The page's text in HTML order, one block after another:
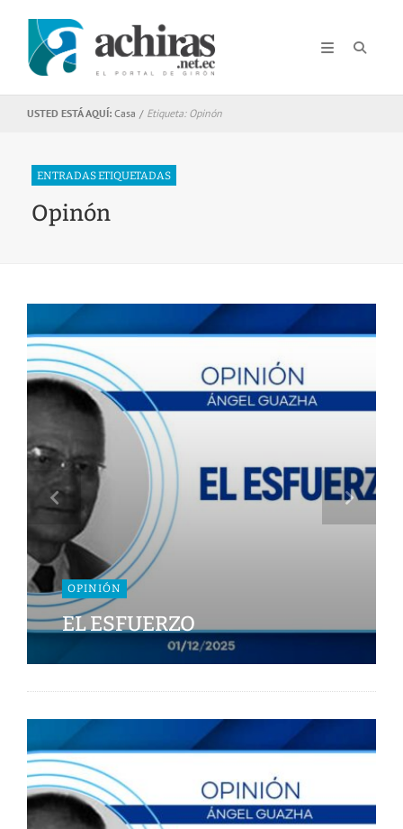
USTED ESTÁ AQUÍ: Casa / Etiqueta: Opinón
ENTRADAS ETIQUETADAS
Opinón
OPINIÓN
EL ESFUERZO